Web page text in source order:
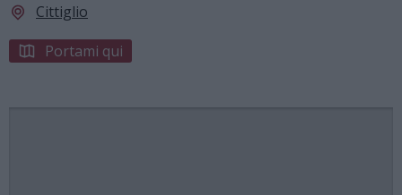
Cittiglio
Portami qui